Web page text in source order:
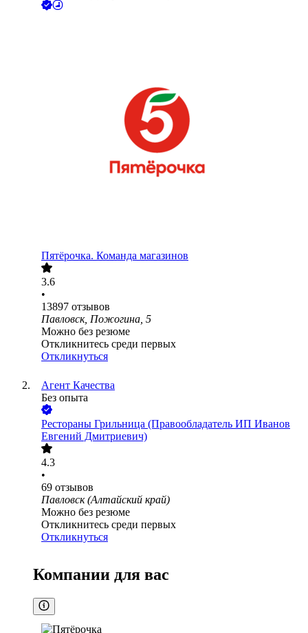
Пятёрочка. Команда магазинов
3.6
•
13897 отзывов
Павловск, Пожогина, 5
Можно без резюме
Откликнитесь среди первых
Откликнуться
Агент Качества
Без опыта
Рестораны Грильница (Правообладатель ИП Иванов
Евгений Дмитриевич)
4.3
•
69 отзывов
Павловск (Алтайский край)
Можно без резюме
Откликнитесь среди первых
Откликнуться
Компании для вас